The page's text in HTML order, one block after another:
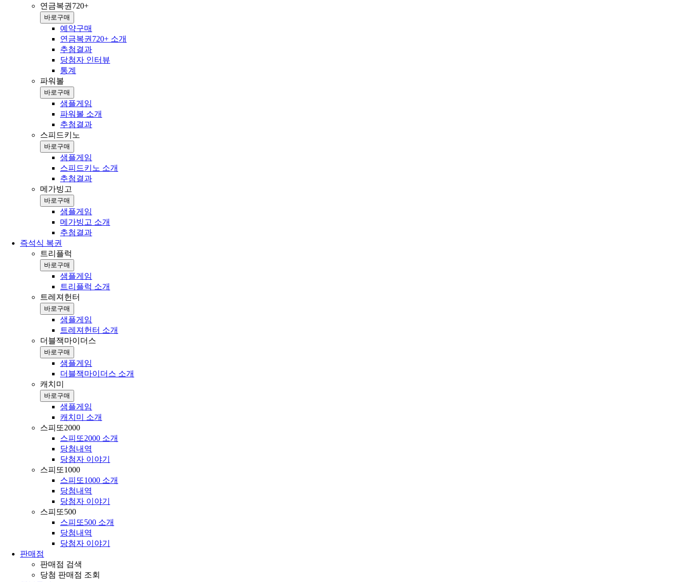
연금복권720+
바로구매
예약구매
연금복권720+ 소개
추첨결과
당첨자 인터뷰
통계
파워볼
바로구매
샘플게임
파워볼 소개
추첨결과
스피드키노
바로구매
샘플게임
스피드키노 소개
추첨결과
메가빙고
바로구매
샘플게임
메가빙고 소개
추첨결과
즉석식 복권
트리플럭
바로구매
샘플게임
트리플럭 소개
트레져헌터
바로구매
샘플게임
트레져헌터 소개
더블잭마이더스
바로구매
샘플게임
더블잭마이더스 소개
캐치미
바로구매
샘플게임
캐치미 소개
스피또2000
스피또2000 소개
당첨내역
당첨자 이야기
스피또1000
스피또1000 소개
당첨내역
당첨자 이야기
스피또500
스피또500 소개
당첨내역
당첨자 이야기
판매점
판매점 검색
당첨 판매점 조회